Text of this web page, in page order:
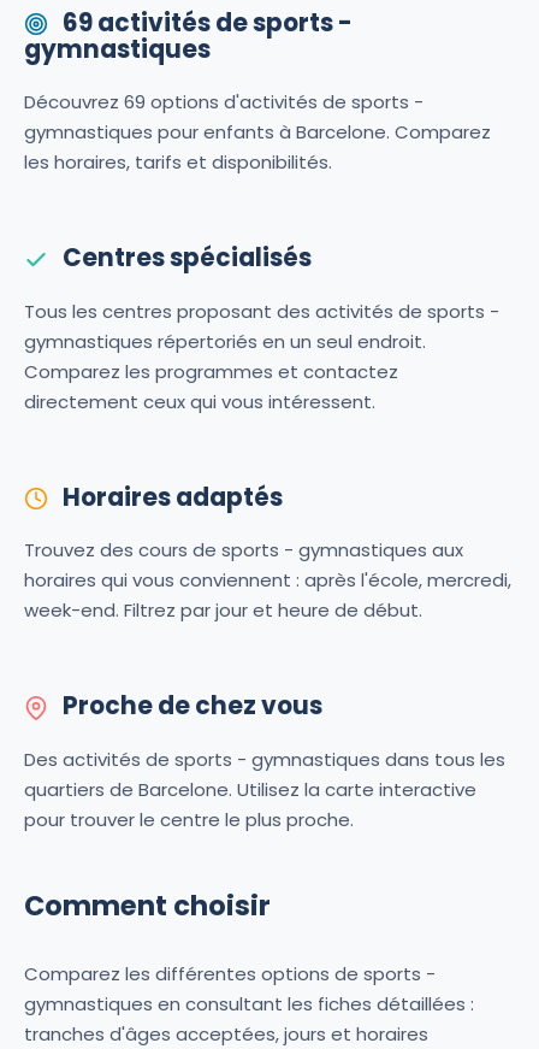
69 activités de sports -
gymnastiques
Découvrez 69 options d'activités de sports -
gymnastiques pour enfants à Barcelone. Comparez
les horaires, tarifs et disponibilités.
Centres spécialisés
Tous les centres proposant des activités de sports -
gymnastiques répertoriés en un seul endroit.
Comparez les programmes et contactez
directement ceux qui vous intéressent.
Horaires adaptés
Trouvez des cours de sports - gymnastiques aux
horaires qui vous conviennent : après l'école, mercredi,
week-end. Filtrez par jour et heure de début.
Proche de chez vous
Des activités de sports - gymnastiques dans tous les
quartiers de Barcelone. Utilisez la carte interactive
pour trouver le centre le plus proche.
Comment choisir
Comparez les différentes options de sports -
gymnastiques en consultant les fiches détaillées :
tranches d'âges acceptées, jours et horaires